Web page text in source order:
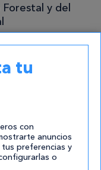
y del
tu
con
anuncios
preferencias y
o